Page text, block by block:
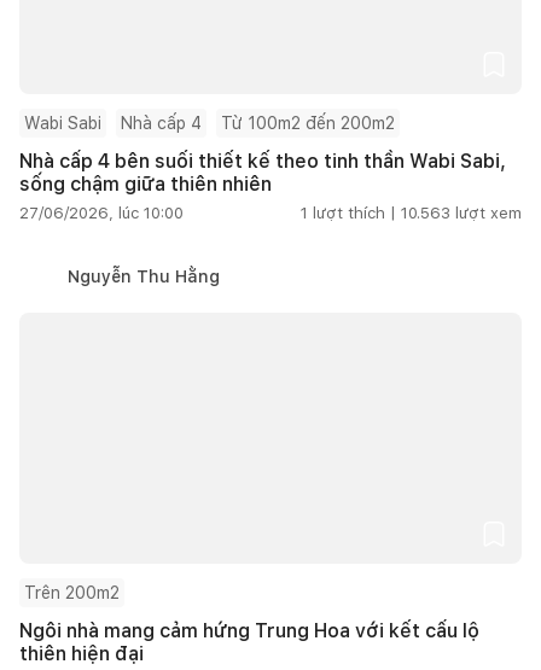
Wabi Sabi Nhà cấp 4 Từ 100m2 đến 200m2
Nhà cấp 4 bên suối thiết kế theo tinh thần Wabi Sabi,
sống chậm giữa thiên nhiên
27/06/2026, lúc 10:00 1 lượt thích | 10.563 lượt xem
Nguyễn Thu Hằng
Trên 200m2
Ngôi nhà mang cảm hứng Trung Hoa với kết cấu lộ
thiên hiện đại